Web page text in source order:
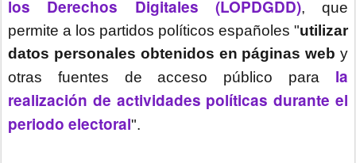
los Derechos Digitales (LOPDGDD), que
permite a los partidos políticos españoles "utilizar
datos personales obtenidos en páginas web y
otras fuentes de acceso público para la
realización de actividades políticas durante el
periodo electoral".